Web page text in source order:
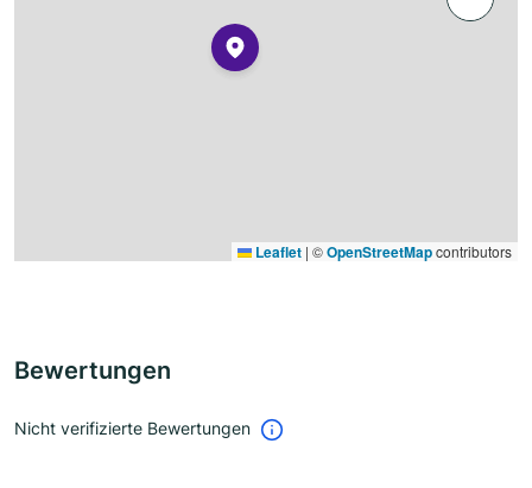
Leaflet | ©OpenStreetMapcontributors
Bewertungen
Nicht verifizierte Bewertungen